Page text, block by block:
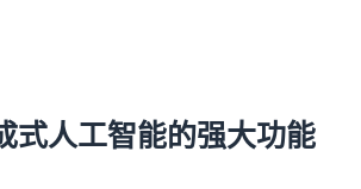
式人工智能的强大功能